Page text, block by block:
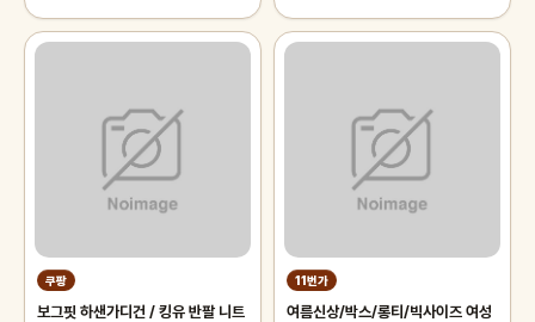
쿠팡
보그핏 하샌가디건 / 킹유 반팔 니트
11번가
여름신상/박스/롱티/빅사이즈 여성